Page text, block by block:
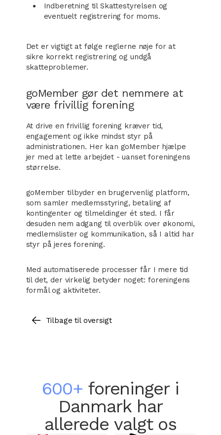
Indberetning til Skattestyrelsen og
eventuelt registrering for moms.
Det er vigtigt at følge reglerne nøje for at
sikre korrekt registrering og undgå
skatteproblemer.
goMember gør det nemmere at
være frivillig forening
At drive en frivillig forening kræver tid,
engagement og ikke mindst styr på
administrationen. Her kan goMember hjælpe
jer med at lette arbejdet - uanset foreningens
størrelse.
goMember tilbyder en brugervenlig platform,
som samler medlemsstyring, betaling af
kontingenter og tilmeldinger ét sted. I får
desuden nem adgang til overblik over økonomi,
medlemslister og kommunikation, så I altid har
styr på jeres forening.
Med automatiserede processer får I mere tid
til det, der virkelig betyder noget: foreningens
formål og aktiviteter.
Tilbage til oversigt
600+ foreninger i
Danmark har
allerede valgt os